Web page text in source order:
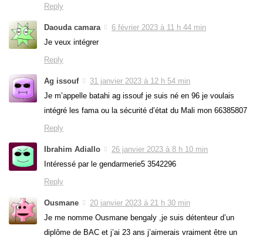
Reply
Daouda camara
6 février 2023 à 11 h 44 min
Je veux intégrer
Reply
Ag issouf
31 janvier 2023 à 12 h 54 min
Je m’appelle batahi ag issouf je suis né en 96 je voulais
intégré les fama ou la sécurité d’état du Mali mon 66385807
Reply
Ibrahim Adiallo
26 janvier 2023 à 8 h 10 min
Intéressé par le gendarmerie5 3542296
Reply
Ousmane
20 janvier 2023 à 21 h 30 min
Je me nomme Ousmane bengaly ,je suis détenteur d’un
diplôme de BAC et j’ai 23 ans j’aimerais vraiment être un